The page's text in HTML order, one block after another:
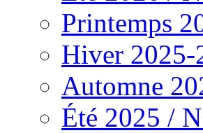
Printemps
Hiver 2025-
Automne
Été 2025 /